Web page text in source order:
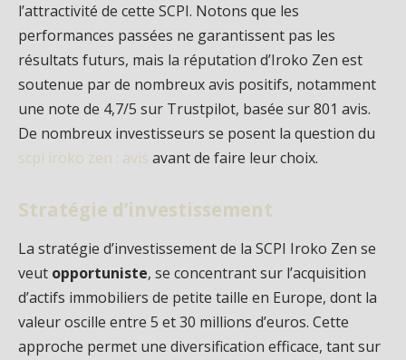
l’attractivité de cette SCPI. Notons que les
performances passées ne garantissent pas les
résultats futurs, mais la réputation d’Iroko Zen est
soutenue par de nombreux avis positifs, notamment
une note de 4,7/5 sur Trustpilot, basée sur 801 avis.
De nombreux investisseurs se posent la question du
scpi iroko zen : avis avant de faire leur choix.
Stratégie d’investissement
La stratégie d’investissement de la SCPI Iroko Zen se
veut opportuniste, se concentrant sur l’acquisition
d’actifs immobiliers de petite taille en Europe, dont la
valeur oscille entre 5 et 30 millions d’euros. Cette
approche permet une diversification efficace, tant sur